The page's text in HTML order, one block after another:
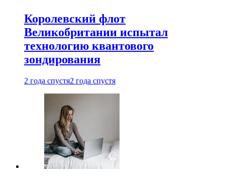
Королевский флот
Великобритании испытал
технологию квантового
зондирования
2 года спустя2 года спустя